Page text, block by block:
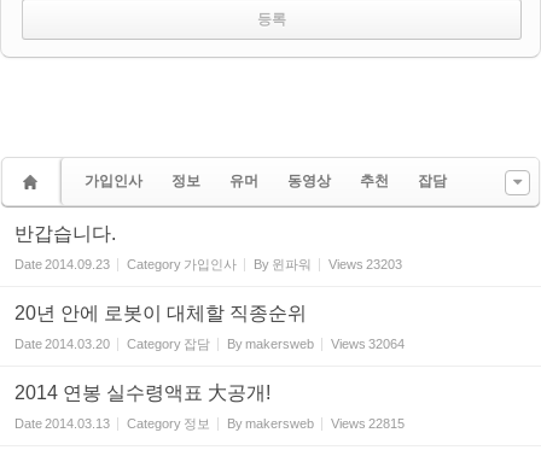
가입인사 정보 유머 동영상 추천 잡담
반갑습니다.
Date2014.09.23 Category 가입인사 By 윈파워 Views 23203
20년 안에 로봇이 대체할 직종순위
Date2014.03.20 Category 잡담 Bymakersweb Views 32064
2014 연봉 실수령액표 大공개!
Date2014.03.13 Category 정보 Bymakersweb Views 22815